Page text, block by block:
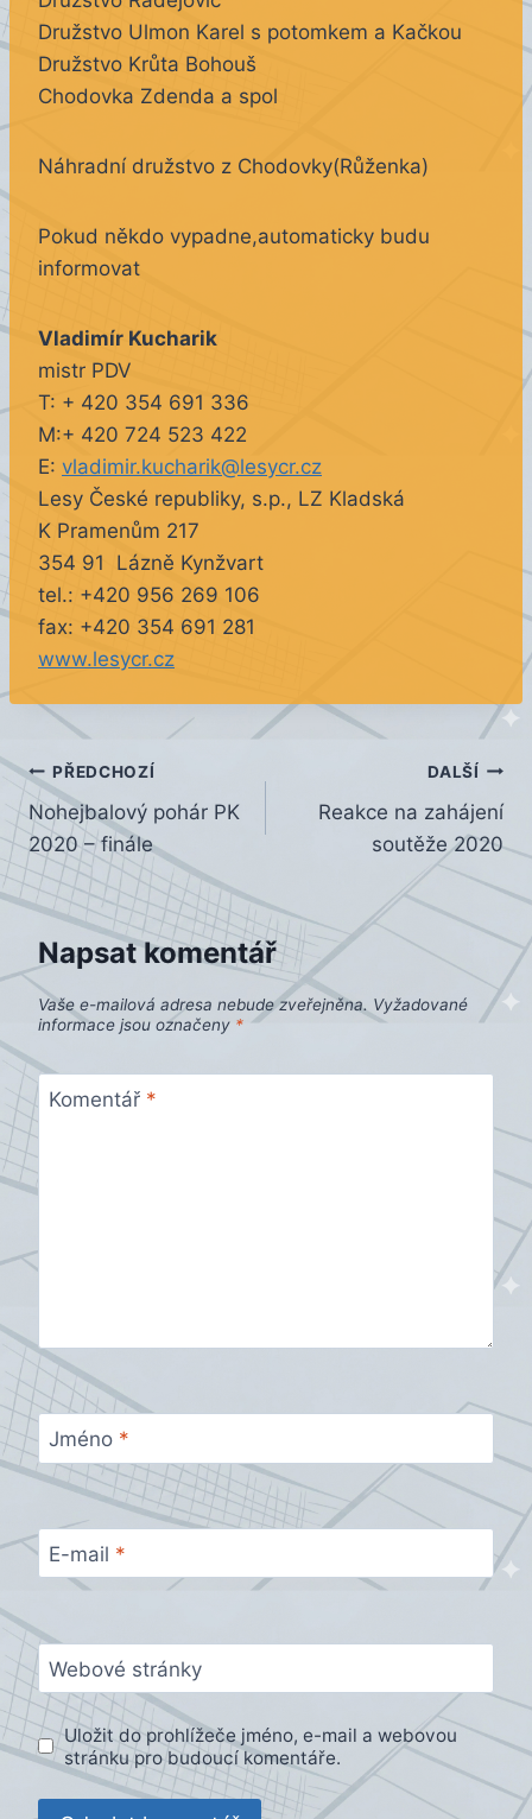
Družstvo Ulmon Karel s potomkem a Kačkou
Družstvo Krůta Bohouš
Chodovka Zdenda a spol
Náhradní družstvo z Chodovky(Růženka)
Pokud někdo vypadne,automaticky budu
informovat
Vladimír Kucharik
mistr PDV
T: + 420 354 691 336
M:+ 420 724 523 422
E: vladimir.kucharik@lesycr.cz
Lesy České republiky, s.p., LZ Kladská
K Pramenům 217
354 91 Lázně Kynžvart
tel.: +420 956 269 106
fax: +420 354 691 281
www.lesycr.cz
Navigace
pro
příspěvek
PŘEDCHOZÍ
Nohejbalový pohár PK
2020 – finále
DALŠÍ
Reakce na zahájení
soutěže 2020
Napsat komentář
Vaše e-mailová adresa nebude zveřejněna. Vyžadované
informace jsou označeny *
Komentář *
Jméno *
E-mail *
Webové stránky
Uložit do prohlížeče jméno, e-mail a webovou
stránku pro budoucí komentáře.